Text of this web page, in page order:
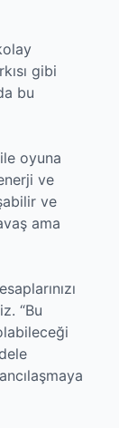
gibi
bu
oyuna
ve
ve
ama
“Bu